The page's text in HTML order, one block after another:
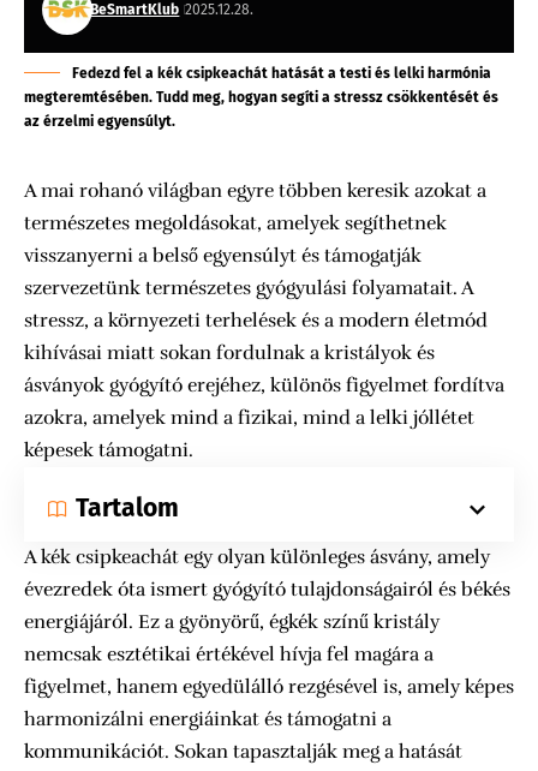
BeSmartKlub 2025.12.28.
Fedezd fel a kék csipkeachát hatását a testi és lelki harmónia
megteremtésében. Tudd meg, hogyan segíti a stressz csökkentését és
az érzelmi egyensúlyt.
A mai rohanó világban egyre többen keresik azokat a
természetes megoldásokat, amelyek segíthetnek
visszanyerni a belső egyensúlyt és támogatják
szervezetünk természetes gyógyulási folyamatait. A
stressz, a környezeti terhelések és a modern életmód
kihívásai miatt sokan fordulnak a kristályok és
ásványok gyógyító erejéhez, különös figyelmet fordítva
azokra, amelyek mind a fizikai, mind a lelki jóllétet
képesek támogatni.
Tartalom
A kék csipkeachát egy olyan különleges ásvány, amely
évezredek óta ismert gyógyító tulajdonságairól és békés
energiájáról. Ez a gyönyörű, égkék színű kristály
nemcsak esztétikai értékével hívja fel magára a
figyelmet, hanem egyedülálló rezgésével is, amely képes
harmonizálni energiáinkat és támogatni a
kommunikációt. Sokan tapasztalják meg a hatását